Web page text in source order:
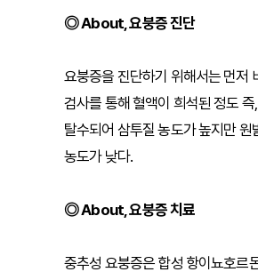
◎ About, 요붕증 진단
요붕증을 진단하기 위해서는 먼저
검사를 통해 혈액이 희석된 정도
탈수되어 삼투질 농도가 높지만
농도가 낮다.
◎ About, 요붕증 치료
중추성 요붕증은 합성 항이뇨호르